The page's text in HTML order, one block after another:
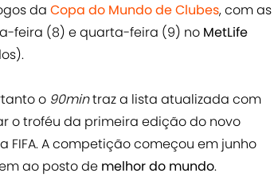
da Copa do Mundo de Clubes, com as
feira (8) e quarta-feira (9) no MetLife
o 90mintraz a lista atualizada com
o troféu da primeira edição do novo
A competição começou em junho
ao posto de melhor do mundo.